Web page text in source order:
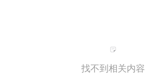
找不到相关内容